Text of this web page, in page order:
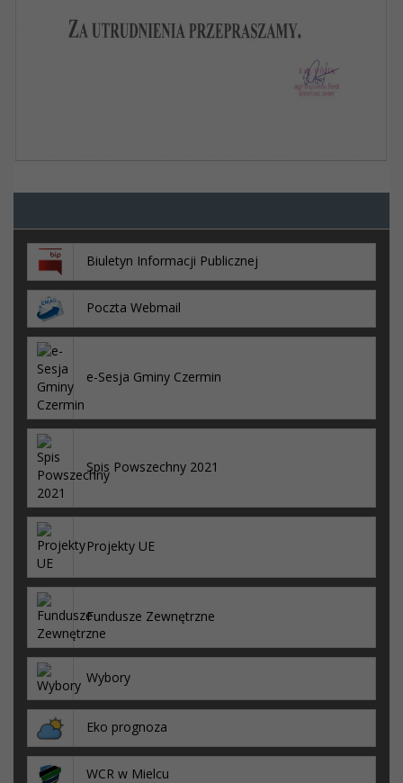
Biuletyn Informacji Publicznej
Poczta Webmail
e-Sesja Gminy Czermin
Spis Powszechny 2021
Projekty UE
Fundusze Zewnętrzne
Wybory
Eko prognoza
WCR w Mielcu